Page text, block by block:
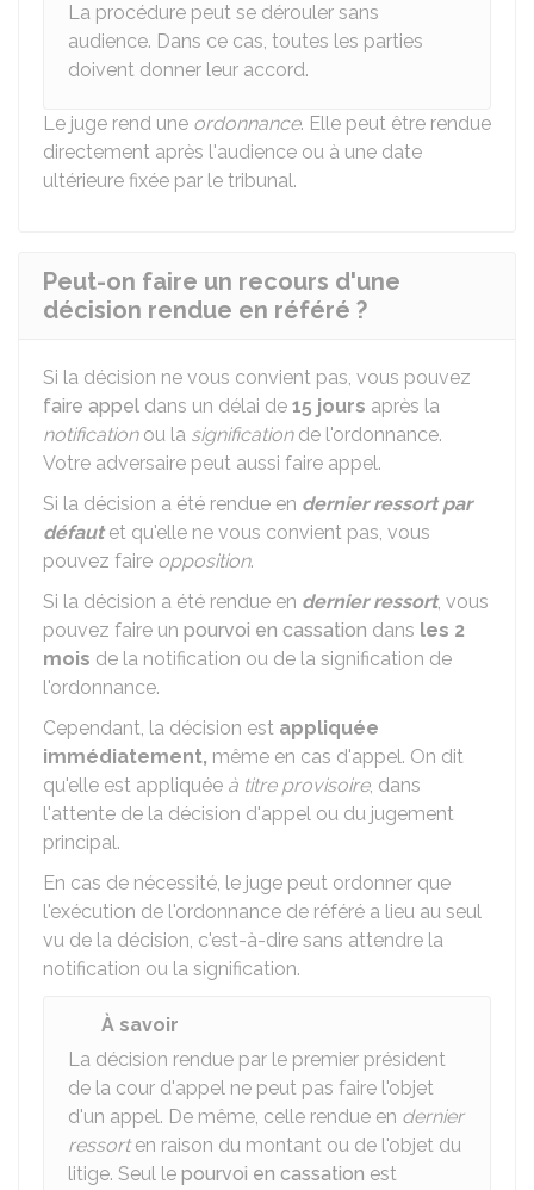
La procédure peut se dérouler sans
audience. Dans ce cas, toutes les parties
doivent donner leur accord.
Le juge rend une ordonnance. Elle peut être rendue
directement après l'audience ou à une date
ultérieure fixée par le tribunal.
Peut-on faire un recours d'une
décision rendue en référé ?
Si la décision ne vous convient pas, vous pouvez
faire appel dans un délai de 15 jours après la
notificationou la significationde l'ordonnance.
Votre adversaire peut aussi faire appel.
Si la décision a été rendue en dernier ressort par
défautet qu'elle ne vous convient pas, vous
pouvez faire opposition.
Si la décision a été rendue en dernier ressort, vous
pouvez faire un pourvoi en cassation dans les 2
mois de la notification ou de la signification de
l'ordonnance.
Cependant, la décision est appliquée
immédiatement, même en cas d'appel. On dit
qu'elle est appliquée à titre provisoire, dans
l'attente de la décision d'appel ou du jugement
principal.
En cas de nécessité, le juge peut ordonner que
l'exécution de l'ordonnance de référé a lieu au seul
vu de la décision, c'est-à-dire sans attendre la
notification ou la signification.
À savoir
La décision rendue par le premier président
de la cour d'appel ne peut pas faire l'objet
d'un appel. De même, celle rendue en dernier
ressorten raison du montant ou de l'objet du
litige. Seul le pourvoi en cassation est